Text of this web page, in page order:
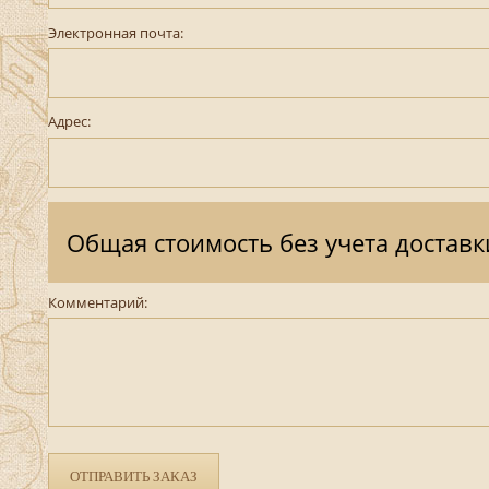
Электронная почта:
Адрес:
Общая стоимость без учета
Комментарий:
ОТПРАВИТЬ ЗАКАЗ